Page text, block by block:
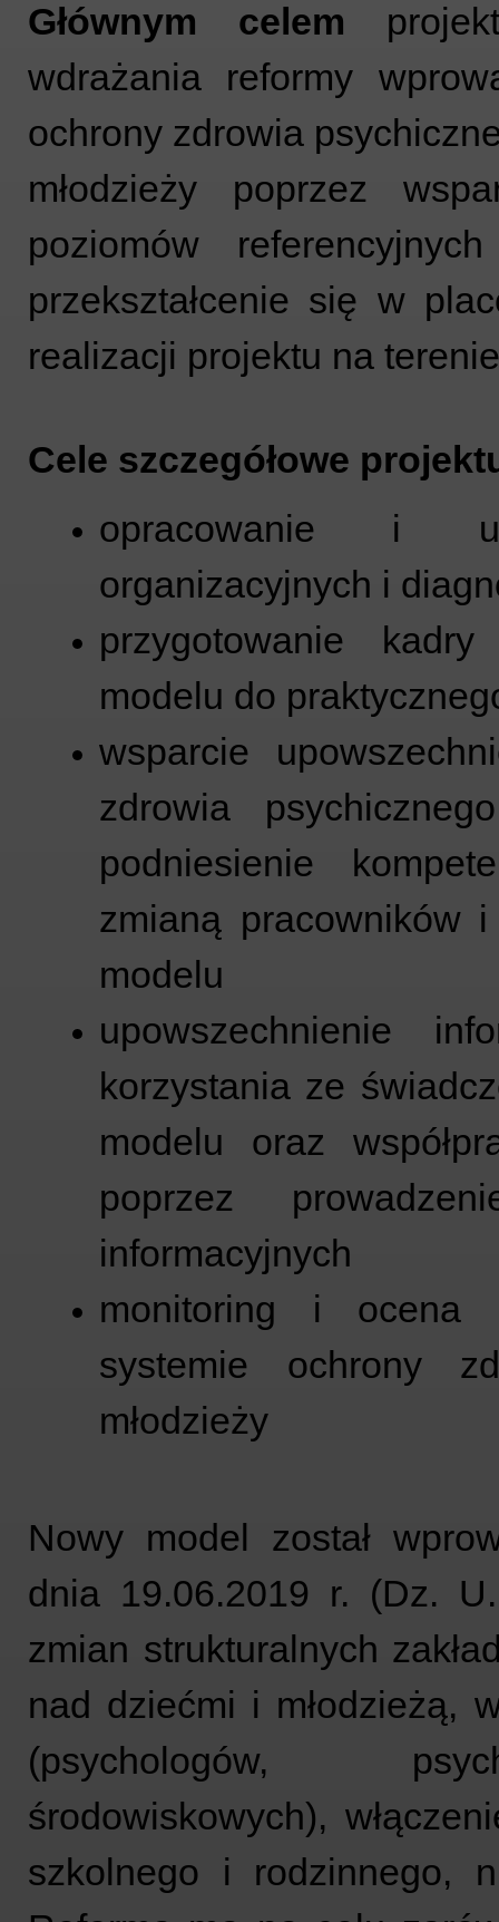
Głównym celem
wdrażania reformy
ochrony zdrowia
młodzieży poprzez
poziomów
przekształcenie się w
realizacji projektu na
Cele szczegółowe
opracowanie i
organizacyjnych i
przygotowanie
modelu do
wsparcie
zdrowia
podniesienie
zmianą pracowników
modelu
upowszechnienie
korzystania ze
modelu oraz
poprzez
informacyjnych
monitoring i ocena
systemie ochrony
młodzieży
Nowy model został
dnia 19.06.2019 r. (Dz.
zmian strukturalnych
nad dziećmi i młodzieżą,
(psychologów,
środowiskowych),
szkolnego i rodzinnego,